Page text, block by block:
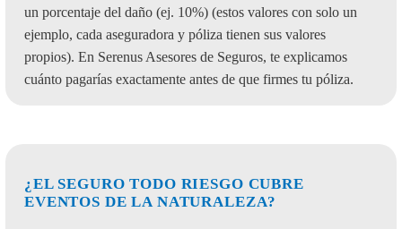
un porcentaje del daño (ej. 10%) (estos valores con solo un
ejemplo, cada aseguradora y póliza tienen sus valores
propios). En Serenus Asesores de Seguros, te explicamos
cuánto pagarías exactamente antes de que firmes tu póliza.
¿EL SEGURO TODO RIESGO CUBRE
EVENTOS DE LA NATURALEZA?